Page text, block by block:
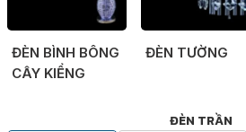
ĐÈN BÌNH BÔNG
CÂY KIỂNG
ĐÈN TƯỜNG
ĐÈN TRẦN